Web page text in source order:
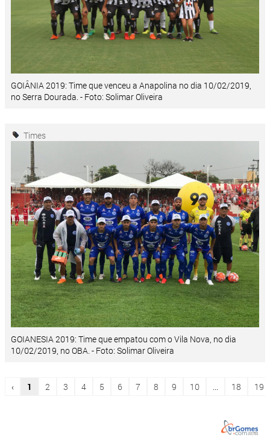
GOIÂNIA 2019: Time que venceu a Anapolina no dia 10/02/2019,
no Serra Dourada. - Foto: Solimar Oliveira
Times
GOIANESIA 2019: Time que empatou com o Vila Nova, no dia
10/02/2019, no OBA. - Foto: Solimar Oliveira
‹ 1 2 3 4 5 6 7 8 9 10 ... 18 19